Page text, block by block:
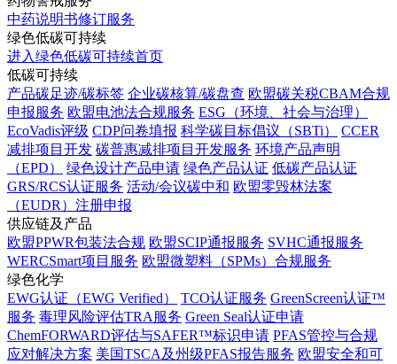
中药说明书修订服务
绿色低碳可持续
进入绿色低碳可持续首页
低碳可持续
产品碳足迹/碳标签 企业碳核算/碳盘查 欧盟碳关税CBAM合规
申报服务 欧盟电池法合规服务 ESG（环境、社会与治理）
EcoVadis评级 CDP问卷填报 科学碳目标倡议（SBTi）
CCER
减排项目开发 碳普惠减排项目开发服务 环境产品声明
（EPD）
绿色设计产品申请 绿色产品认证 低碳产品认证
GRS/RCS认证服务 活动/会议碳中和 欧盟零毁林法案
（EUDR）注册申报
供应链及产品
欧盟PPWR包装法合规 欧盟SCIP通报服务 SVHC通报服务
WERCSmart项目服务 欧盟微塑料（SPMs）合规服务
绿色化学
EWG认证（EWG Verified）
TCO认证服务 GreenScreen认证™
服务 毒理风险评估TRA服务 Green Seal认证申请
ChemFORWARD评估与SAFER™标识申请 PFAS管控与合规
应对解决方案 美国TSCA及州级PFAS报告服务 欧盟安全和可